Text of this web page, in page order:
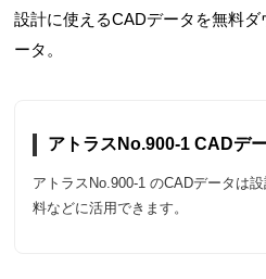
設計に使えるCADデータを無料
ータ。
アトラスNo.900-1 CADデ
アトラスNo.900-1 のCADデータは
料などに活用できます。